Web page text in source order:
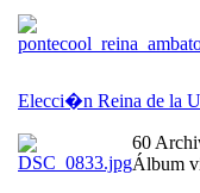
Elecci�n Reina de la
60
Álbum